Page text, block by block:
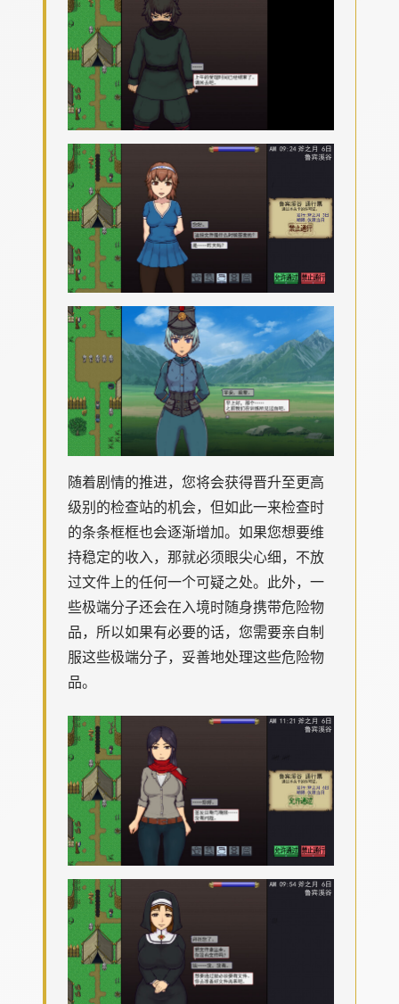
随着剧情的推进，您将会获得晋升至更高
级别的检查站的机会，但如此一来检查时
的条条框框也会逐渐增加。如果您想要维
持稳定的收入，那就必须眼尖心细，不放
过文件上的任何一个可疑之处。此外，一
些极端分子还会在入境时随身携带危险物
品，所以如果有必要的话，您需要亲自制
服这些极端分子，妥善地处理这些危险物
品。